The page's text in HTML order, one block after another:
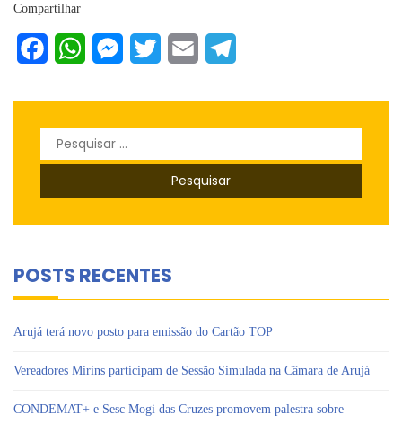
Compartilhar
FacebookWhatsAppMessenger
Twitter Email
Pesquisar
POSTS RECENTES
Arujá terá novo posto para emissão do Cartão TOP
Vereadores Mirins participam de Sessão Simulada na Câmara de Arujá
CONDEMAT+ e Sesc Mogi das Cruzes promovem palestra sobre